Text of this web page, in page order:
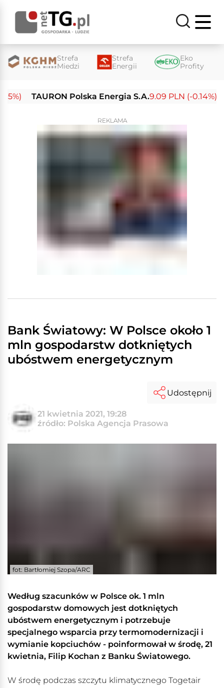
Strefa
Miedzi
Strefa
Energii
Eko
Profity
TAURON Polska Energia S.A.9.09 PLN (-0.14%)
REKLAMA
Bank Światowy: W Polsce około 1
mln gospodarstw dotkniętych
ubóstwem energetycznym
21 kwietnia 2021, 19:28
źródło: Polska Agencja Prasowa
Udostępnij
fot: Bartłomiej Szopa/ARC
Według szacunków w Polsce ok. 1 mln
gospodarstw domowych jest dotkniętych
ubóstwem energetycznym i potrzebuje
specjalnego wsparcia przy termomodernizacji i
wymianie kopciuchów - poinformował w środę, 21
kwietnia, Filip Kochan z Banku Światowego.
W środę podczas szczytu klimatycznego Togetair